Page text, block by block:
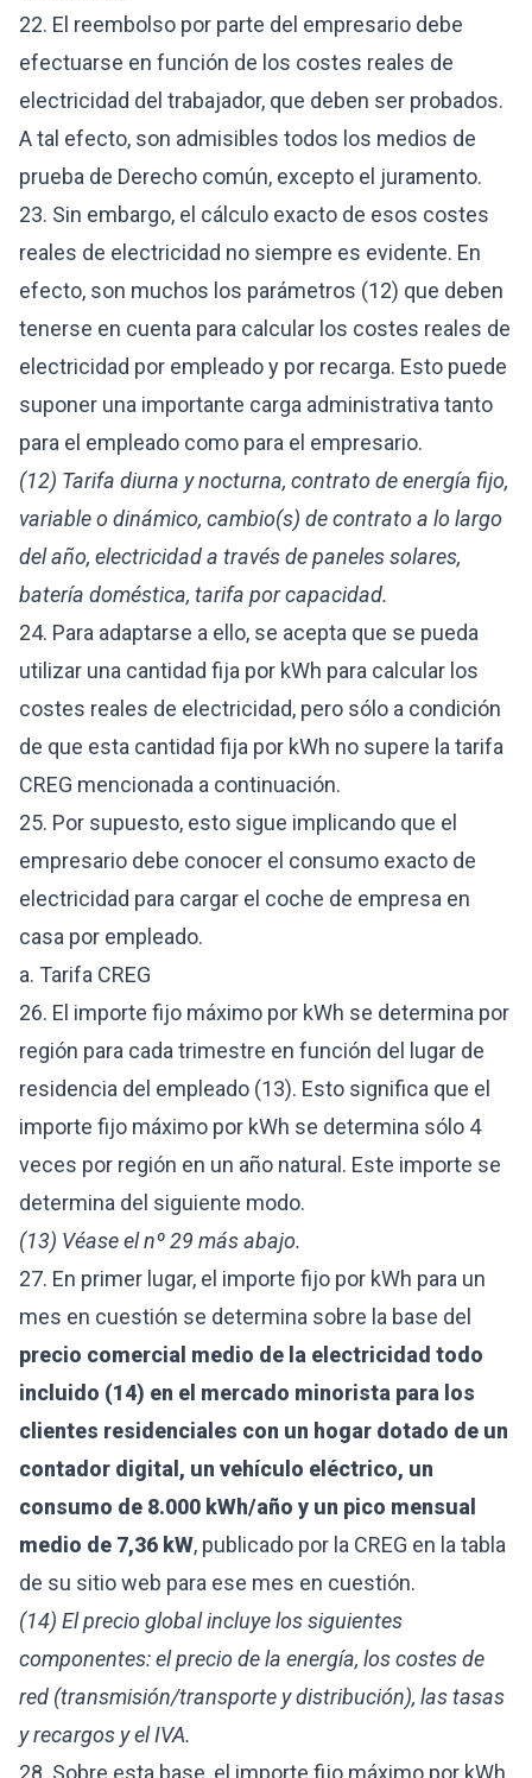
22. El reembolso por parte del empresario debe
efectuarse en función de los costes reales de
electricidad del trabajador, que deben ser probados.
A tal efecto, son admisibles todos los medios de
prueba de Derecho común, excepto el juramento.
23. Sin embargo, el cálculo exacto de esos costes
reales de electricidad no siempre es evidente. En
efecto, son muchos los parámetros (12) que deben
tenerse en cuenta para calcular los costes reales de
electricidad por empleado y por recarga. Esto puede
suponer una importante carga administrativa tanto
para el empleado como para el empresario.
(12) Tarifa diurna y nocturna, contrato de energía fijo,
variable o dinámico, cambio(s) de contrato a lo largo
del año, electricidad a través de paneles solares,
batería doméstica, tarifa por capacidad.
24. Para adaptarse a ello, se acepta que se pueda
utilizar una cantidad fija por kWh para calcular los
costes reales de electricidad, pero sólo a condición
de que esta cantidad fija por kWh no supere la tarifa
CREG mencionada a continuación.
25. Por supuesto, esto sigue implicando que el
empresario debe conocer el consumo exacto de
electricidad para cargar el coche de empresa en
casa por empleado.
a. Tarifa CREG
26. El importe fijo máximo por kWh se determina por
región para cada trimestre en función del lugar de
residencia del empleado (13). Esto significa que el
importe fijo máximo por kWh se determina sólo 4
veces por región en un año natural. Este importe se
determina del siguiente modo.
(13) Véase el nº 29 más abajo.
27. En primer lugar, el importe fijo por kWh para un
mes en cuestión se determina sobre la base del
precio comercial medio de la electricidad todo
incluido (14) en el mercado minorista para los
clientes residenciales con un hogar dotado de un
contador digital, un vehículo eléctrico, un
consumo de 8.000 kWh/año y un pico mensual
medio de 7,36 kW, publicado por la CREG en la tabla
de su sitio web para ese mes en cuestión.
(14) El precio global incluye los siguientes
componentes: el precio de la energía, los costes de
red (transmisión/transporte y distribución), las tasas
y recargos y el IVA.
28. Sobre esta base, el importe fijo máximo por kWh